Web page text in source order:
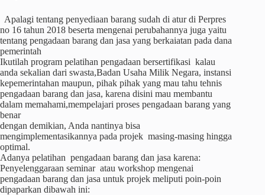
Apalagi tentang penyediaan barang sudah di atur di Perpres
no 16 tahun 2018 beserta mengenai perubahannya juga yaitu
tentang pengadaan barang dan jasa yang berkaiatan pada dana
pemerintah
Ikutilah program pelatihan pengadaan bersertifikasi kalau
anda sekalian dari swasta,Badan Usaha Milik Negara, instansi
kepemerintahan maupun, pihak pihak yang mau tahu tehnis
pengadaan barang dan jasa, karena disini mau membantu
dalam memahami,mempelajari proses pengadaan barang yang
benar
dengan demikian, Anda nantinya bisa
mengimplementasikannya pada projek masing-masing hingga
optimal.
Adanya pelatihan pengadaan barang dan jasa karena:
Penyelenggaraan seminar atau workshop mengenai
pengadaan barang dan jasa untuk projek meliputi poin-poin
dipaparkan dibawah ini: